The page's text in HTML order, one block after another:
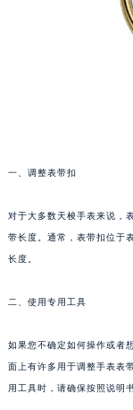
一、调整表带扣
对于大多数天梭手表来说，
带长度。通常，表带扣位于
长度。
二、使用专用工具
如果您不确定如何操作或者
面上有许多用于调整手表表
用工具时，请确保按照说明